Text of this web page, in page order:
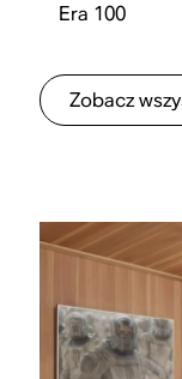
Era 100
Zobacz